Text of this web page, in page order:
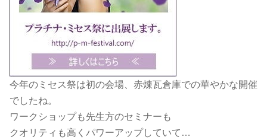
今年のミセス祭は初の会場、赤煉瓦倉庫での華やかな開催
でしたね。
ワークショップも先生方のセミナーも
クオリティも高くパワーアップしていて…